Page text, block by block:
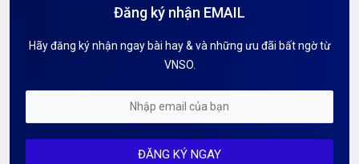
Hướng dẫn Tên miền
Kiến thức AI
Mỗi tuần 01 Server
Đăng ký nhận EMAIL
Hãy đăng ký nhận ngay bài hay & và những ưu đãi bất ngờ từ
VNSO.
ĐĂNG KÝ NGAY